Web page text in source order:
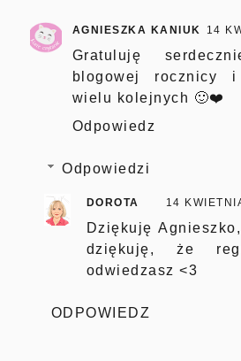
AGNIESZKA KANIUK 14
Gratuluję
blogowej rocznicy
wielu kolejnych 🙂❤️
Odpowiedz
Odpowiedzi
DOROTA 14
Dziękuję
dziękuję, że
odwiedzasz <3
ODPOWIEDZ